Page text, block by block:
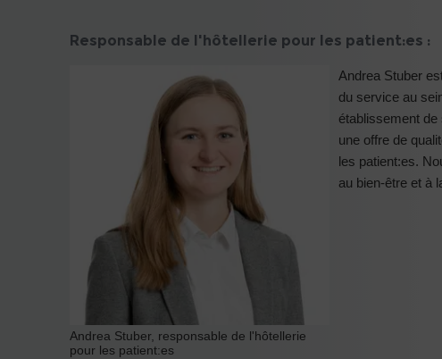
Responsable de l'hôtellerie pour les patient:es :
Andrea Stuber, responsable de l'hôtellerie
pour les patient:es
Andrea Stuber
du service au
établissement
une offre de
les patient:es.
au bien-être et à